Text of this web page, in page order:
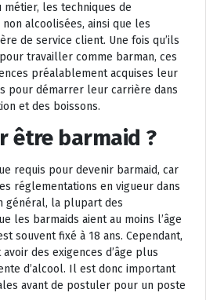
métier, les techniques de
alcoolisées, ainsi que les
de service client. Une fois qu’ils
travailler comme barman, ces
préalablement acquises leur
pour démarrer leur carrière dans
et des boissons.
être barmaid ?
requis pour devenir barmaid, car
réglementations en vigueur dans
général, la plupart des
les barmaids aient au moins l’âge
souvent fixé à 18 ans. Cependant,
des exigences d’âge plus
d’alcool. Il est donc important
avant de postuler pour un poste